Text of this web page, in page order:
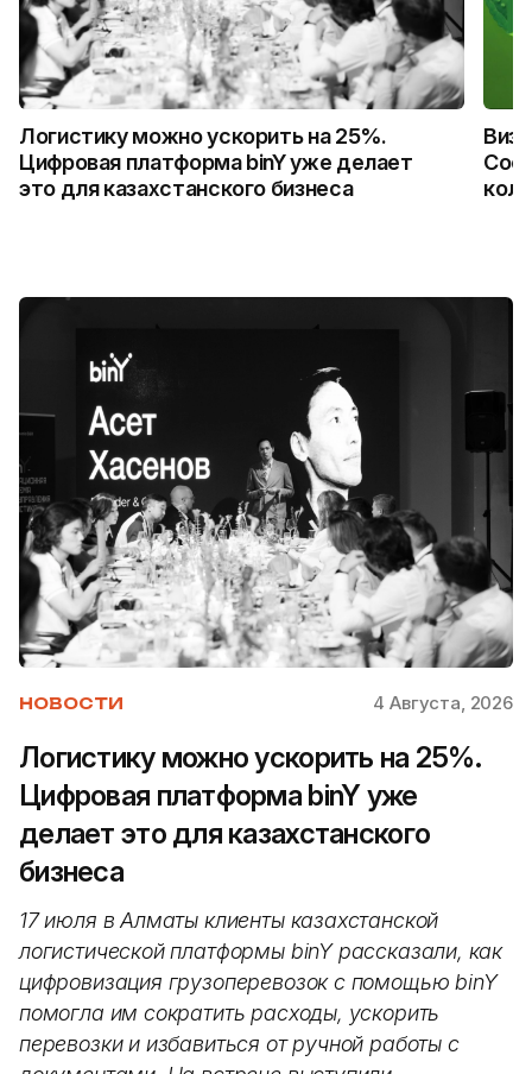
Логистику можно ускорить на 25%.
Цифровая платформа binY уже делает
это для казахстанского бизнеса
НОВОСТИ 4 Августа, 2026
Логистику можно ускорить на 25%.
Цифровая платформа binY уже
делает это для казахстанского
бизнеса
17 июля в Алматы клиенты казахстанской
логистической платформы binY рассказали, как
цифровизация грузоперевозок с помощью binY
помогла им сократить расходы, ускорить
перевозки и избавиться от ручной работы с